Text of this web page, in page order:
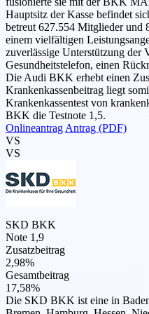
Hauptsitz der Kasse befindet
betreut 627.554 Mitglieder und
einem vielfältigen
zuverlässige Unterstützung der
Gesundheitstelefon, einen
Die Audi BKK erhebt einen
Krankenkassenbeitrag liegt
Krankenkassentest von
BKK die Testnote 1,5.
Onlineantrag Antrag (PDF)
VS
VS
SKD BKK
Note 1,9
Zusatzbeitrag
2,98%
Gesamtbeitrag
17,58%
Die SKD BKK ist eine in